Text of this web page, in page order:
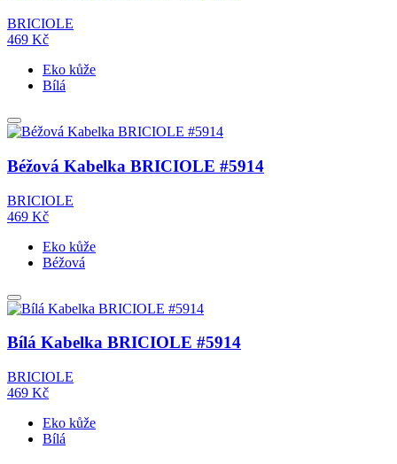
BRICIOLE
469 Kč
Eko kůže
Bílá
Béžová Kabelka BRICIOLE #5914
BRICIOLE
469 Kč
Eko kůže
Béžová
Bílá Kabelka BRICIOLE #5914
BRICIOLE
469 Kč
Eko kůže
Bílá